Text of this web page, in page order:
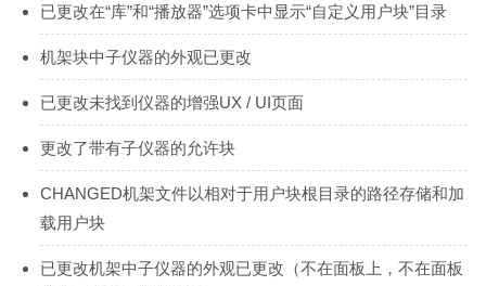
已更改在“库”和“播放器”选项卡中显示“自定义用户块”目录
机架块中子仪器的外观已更改
已更改未找到仪器的增强UX / UI页面
更改了带有子仪器的允许块
CHANGED机架文件以相对于用户块根目录的路径存储和加
载用户块
已更改机架中子仪器的外观已更改（不在面板上，不在面板